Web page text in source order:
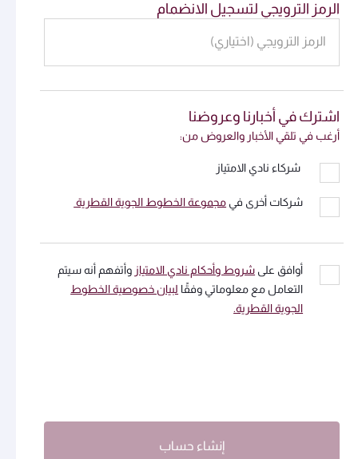
الرمز الترويجي لتسجيل الانضمام
الرمز الترويجي (اختياري)
اشترك في أخبارنا وعروضنا
أرغب في تلقي الأخبار والعروض من:
شركاء نادي الامتياز
شركات أخرى في مجموعة الخطوط الجوية القطرية
أوافق على شروط وأحكام نادي الامتياز وأتفهم أنه سيتم
التعامل مع معلوماتي وفقًا لبيان خصوصية الخطوط
الجوية القطرية.
إنشاء حساب